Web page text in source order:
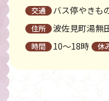
バス停やきも
波佐見町湯無
10〜18時